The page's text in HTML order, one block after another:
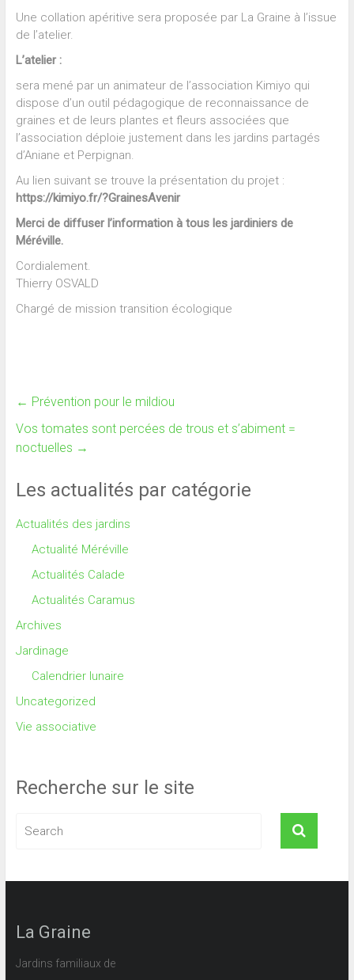
Une collation apéritive sera proposée par La Graine à l’issue
de l’atelier.
L’atelier :
sera mené par un animateur de l’association Kimiyo qui
dispose d’un outil pédagogique de reconnaissance de
graines et de leurs plantes et fleurs associées que
l’association déploie justement dans les jardins partagés
d’Aniane et Perpignan.
Au lien suivant se trouve la présentation du projet :
https://kimiyo.fr/?GrainesAvenir
Merci de diffuser l’information à tous les jardiniers de
Méréville.
Cordialement.
Thierry OSVALD
Chargé de mission transition écologique
← Prévention pour le mildiou
Vos tomates sont percées de trous et s’abiment =
noctuelles →
Les actualités par catégorie
Actualités des jardins
Actualité Méréville
Actualités Calade
Actualités Caramus
Archives
Jardinage
Calendrier lunaire
Uncategorized
Vie associative
Recherche sur le site
La Graine
Jardins familiaux de